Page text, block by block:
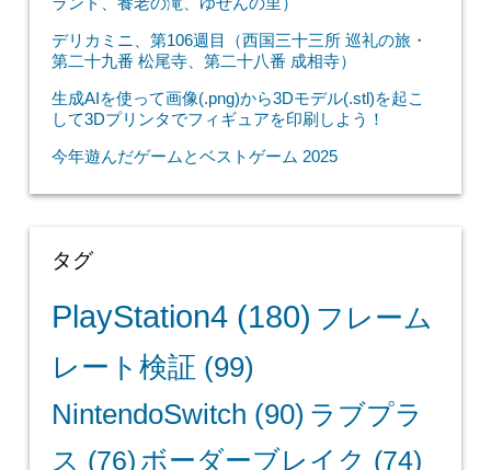
デリカミニ、第106週目（西国三十三所 巡礼の旅・
第二十九番 松尾寺、第二十八番 成相寺）
生成AIを使って画像(.png)から3Dモデル(.stl)を起こ
して3Dプリンタでフィギュアを印刷しよう！
今年遊んだゲームとベストゲーム 2025
タグ
PlayStation4(180) フレーム
レート検証 (99)
NintendoSwitch (90) ラブプラ
ス (76) ボーダーブレイク (74)